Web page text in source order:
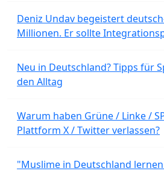
Deniz Undav begeistert
Millionen. Er sollte
Neu in Deutschland? Tipps für
den Alltag
Warum haben Grüne / Linke /
Plattform X / Twitter verlassen?
"Muslime in Deutschland